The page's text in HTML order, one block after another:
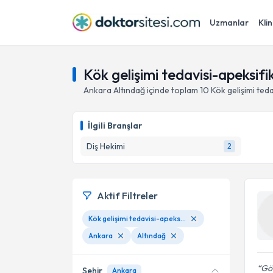
Uzmanlar
Kök gelişimi tedavisi-
Ankara Altındağiçinde toplam 10 Kök gelişimi
İlgili Branşlar
Diş Hekimi
2
Aktif Filtreler
Kök gelişimi tedavisi-apeksifikasyon
Ankara
Altındağ
Şehir Ankara